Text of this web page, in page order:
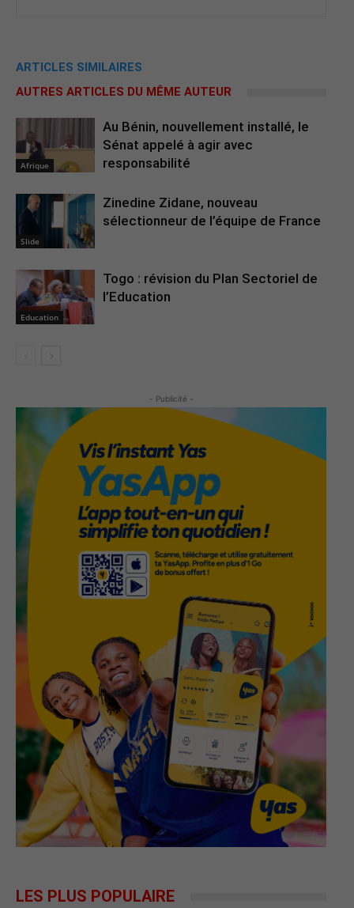
ARTICLES SIMILAIRES
AUTRES ARTICLES DU MÊME AUTEUR
Afrique
Au Bénin, nouvellement installé, le
Sénat appelé à agir avec
responsabilité
Slide
Zinedine Zidane, nouveau
sélectionneur de l’équipe de France
Education
Togo : révision du Plan Sectoriel de
l’Education
- Publicité -
LES PLUS POPULAIRE